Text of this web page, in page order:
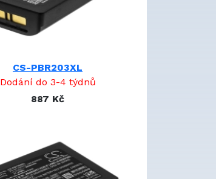
CS-PBR203XL
Dodání do 3-4 týdnů
887 Kč